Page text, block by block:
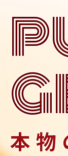
P
G
本物